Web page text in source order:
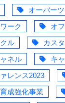
オーバー
ーク
オ
ル
カス
ネル
キ
レンス2023
成強化事業